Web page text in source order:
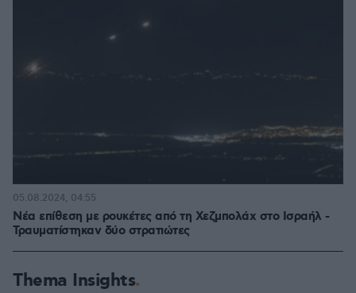
Νέα επίθεση με ρουκέτες από τη Χεζμπολάχ στο Ισραήλ -
Τραυματίστηκαν δύο στρατιώτες
05.08.2024, 04:55
Thema Insights